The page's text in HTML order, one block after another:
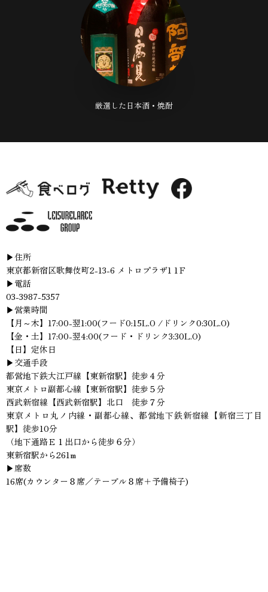
厳選した日本酒・焼酎
▶住所
東京都新宿区歌舞伎町2-13-6 メトロプラザ1 1Ｆ
▶電話
03-3987-5357
▶営業時間
【月～木】17:00-翌1:00(フード0:15L.O /ドリンク0:30L.O)
【金・土】17:00-翌4:00(フード・ドリンク3:30L.O)
【日】定休日
▶交通手段
都営地下鉄大江戸線【東新宿駅】徒歩４分
東京メトロ副都心線【東新宿駅】徒歩５分
西武新宿線【西武新宿駅】北口 徒歩７分
東京メトロ丸ノ内線・副都心線、都営地下鉄新宿線【新宿三丁目
駅】徒歩10分
（地下通路Ｅ１出口から徒歩６分）
東新宿駅から261m
▶席数
16席(カウンター８席／テーブル８席＋予備椅子)